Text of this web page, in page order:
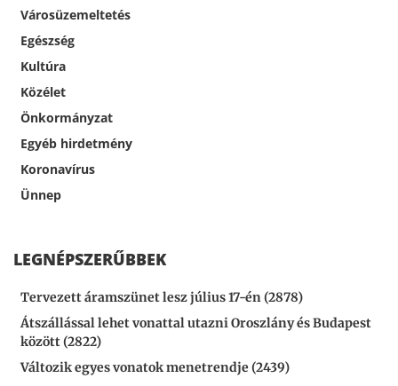
Városüzemeltetés
Egészség
Kultúra
Közélet
Önkormányzat
Egyéb hirdetmény
Koronavírus
Ünnep
LEGNÉPSZERŰBBEK
Tervezett áramszünet lesz július 17-én (2878)
Átszállással lehet vonattal utazni Oroszlány és Budapest
között (2822)
Változik egyes vonatok menetrendje (2439)